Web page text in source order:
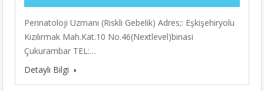
Perinatoloji Uzmanı (Riskli Gebelik) Adres;: Eşkişehiryolu
Kızılırmak Mah.Kat.10 No.46(Nextlevel)binasi
Çukurambar TEL:…
Detaylı Bilgi